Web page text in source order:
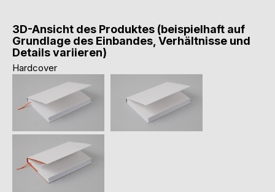
3D-Ansicht des Produktes (beispielhaft auf
Grundlage des Einbandes, Verhältnisse und
Details variieren)
Hardcover